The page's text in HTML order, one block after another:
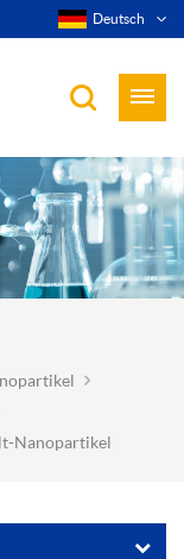
Deutsch
Nanopartikel